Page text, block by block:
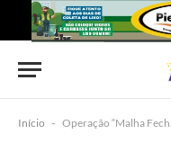
Início - Operação “Malha Fechada”